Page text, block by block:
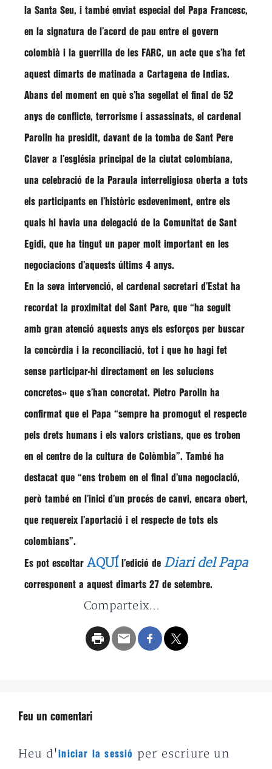
la Santa Seu, i també enviat especial del Papa Francesc,
en la signatura de l’acord de pau entre el govern
colombià i la guerrilla de les FARC, un acte que s’ha fet
aquest dimarts de matinada a Cartagena de Indias.
Abans del moment en què s’ha segellat el final de 52
anys de conflicte, terrorisme i assassinats, el cardenal
Parolin ha presidit, davant de la tomba de Sant Pere
Claver a l’església principal de la ciutat colombiana,
una celebració de la Paraula interreligiosa oberta a tots
els participants en l’històric esdeveniment, entre els
quals hi havia una delegació de la Comunitat de Sant
Egidi, que ha tingut un paper molt important en les
negociacions d’aquests últims 4 anys.
En la seva intervenció, el cardenal secretari d’Estat ha
recordat la proximitat del Sant Pare, que “ha seguit
amb gran atenció aquests anys els esforços per buscar
la concòrdia i la reconciliació, tot i que ho hagi fet
sense participar-hi directament en les solucions
concretes» que s’han concretat. Pietro Parolin ha
confirmat que el Papa “sempre ha promogut el respecte
pels drets humans i els valors cristians, que es troben
en el centre de la cultura de Colòmbia”. També ha
destacat que “ens trobem en el final d’una negociació,
però també en l’inici d’un procés de canvi, encara obert,
que requereix l’aportació i el respecte de tots els
colombians”.
Es pot escoltar AQUÍ l’edició de Diari del Papa
corresponent a aquest dimarts 27 de setembre.
Comparteix...
Feu un comentari
Heu d'iniciar la sessió
per escriure un